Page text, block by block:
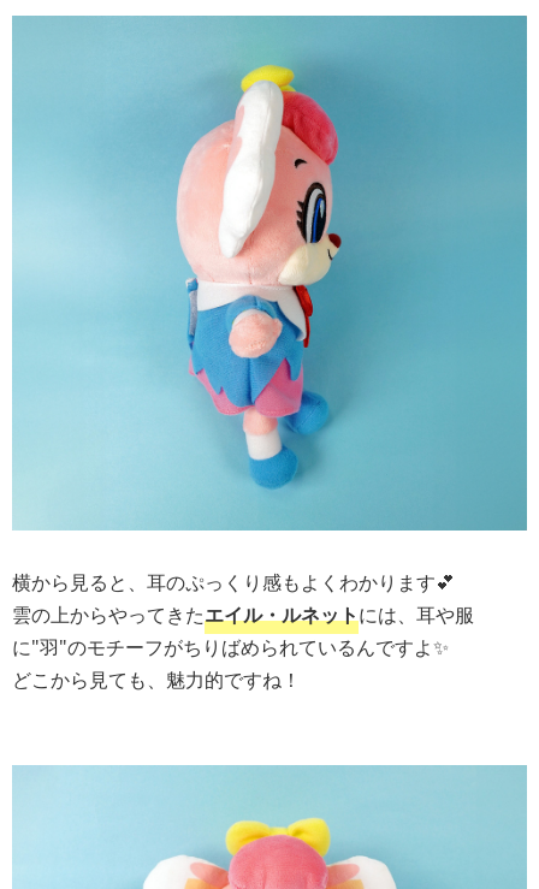
横から見ると、耳のぷっくり感もよくわかります💕
雲の上からやってきたエイル・ルネットには、耳や服
に"羽"のモチーフがちりばめられているんですよ✨
どこから見ても、魅力的ですね！